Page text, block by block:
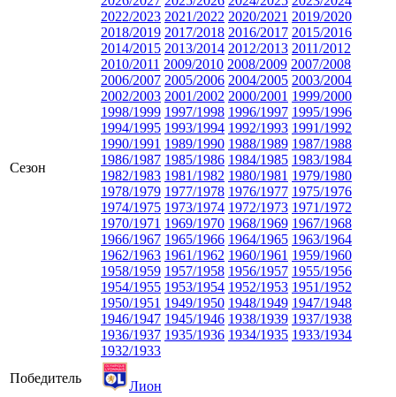
Сезон
2022/2023 2021/2022 2020/2021 2019/2020
2018/2019 2017/2018 2016/2017 2015/2016
2014/2015 2013/2014 2012/2013 2011/2012
2010/2011 2009/2010 2008/2009 2007/2008
2006/2007 2005/2006 2004/2005 2003/2004
2002/2003 2001/2002 2000/2001 1999/2000
1998/1999 1997/1998 1996/1997 1995/1996
1994/1995 1993/1994 1992/1993 1991/1992
1990/1991 1989/1990 1988/1989 1987/1988
1986/1987 1985/1986 1984/1985 1983/1984
1982/1983 1981/1982 1980/1981 1979/1980
1978/1979 1977/1978 1976/1977 1975/1976
1974/1975 1973/1974 1972/1973 1971/1972
1970/1971 1969/1970 1968/1969 1967/1968
1966/1967 1965/1966 1964/1965 1963/1964
1962/1963 1961/1962 1960/1961 1959/1960
1958/1959 1957/1958 1956/1957 1955/1956
1954/1955 1953/1954 1952/1953 1951/1952
1950/1951 1949/1950 1948/1949 1947/1948
1946/1947 1945/1946 1938/1939 1937/1938
1936/1937 1935/1936 1934/1935 1933/1934
1932/1933
Победитель
Лион